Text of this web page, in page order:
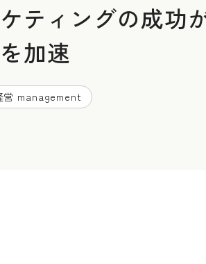
ティングの成功
加速
営 management